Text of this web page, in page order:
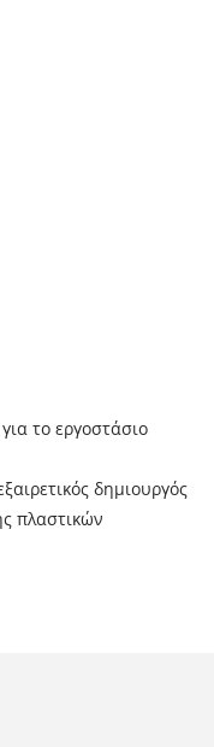
το εργοστάσιο
δημιουργός
πλαστικών